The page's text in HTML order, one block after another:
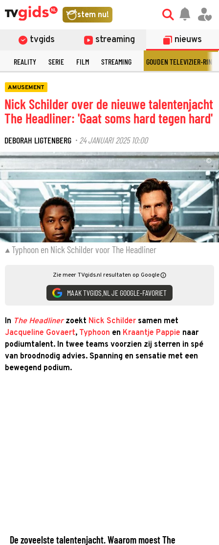
stem nu!
tvgids streaming nieuws
REALITY SERIE FILM STREAMING GOUDEN TELEVIZIER-RING
AMUSEMENT
Nick Schilder over de nieuwe talentenjacht
The Headliner: 'Gaat soms hard tegen hard'
DEBORAH LIGTENBERG · 24 JANUARI 2025 10:00
©
Typhoon en Nick Schilder voor The Headliner
Zie meer TVgids.nl resultaten op Google
MAAK TVGIDS.NL JE GOOGLE-FAVORIET
In The Headlinerzoekt Nick Schilder samen met
Jacqueline Govaert, Typhoon en Kraantje Pappie naar
podiumtalent. In twee teams voorzien zij sterren in spé
van broodnodig advies. Spanning en sensatie met een
bewegend podium.
De zoveelste talentenjacht. Waarom moest The